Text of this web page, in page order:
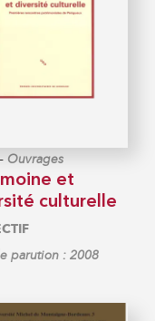
- Ouvrages
et
culturelle
parution : 2008